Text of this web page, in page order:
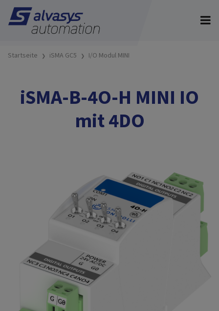
Startseite iSMA GC5 I/O Modul MINI
iSMA-B-4O-H MINI IO
mit 4DO